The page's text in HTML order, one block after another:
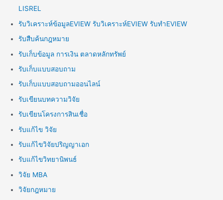
LISREL
รับวิเคราะห์ข้อมูลEVIEW รับวิเคราะห์EVIEW รับทำEVIEW
รับสืบค้นกฎหมาย
รับเก็บข้อมูล การเงิน ตลาดหลักทรัพย์
รับเก็บแบบสอบถาม
รับเก็บแบบสอบถามออนไลน์
รับเขียนบทความวิจัย
รับเขียนโครงการสินเชื่อ
รับแก้ไข วิจัย
รับแก้ไขวิจัยปริญญาเอก
รับแก้ไขวิทยานิพนธ์
วิจัย MBA
วิจัยกฎหมาย